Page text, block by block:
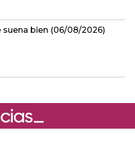
suena bien (06/08/2026)